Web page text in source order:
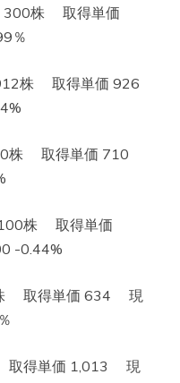
300株 取得単価
％
株 取得単価 926
株 取得単価 710
株 取得単価
-0.44%
株 取得単価 634 現
取得単価 1,013 現